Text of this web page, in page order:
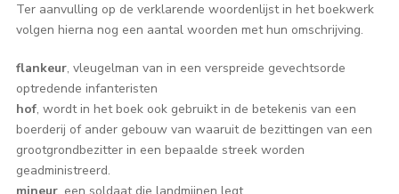
Ter aanvulling op de verklarende woordenlijst in het boekwerk
volgen hierna nog een aantal woorden met hun omschrijving.
flankeur, vleugelman van in een verspreide gevechtsorde
optredende infanteristen
hof, wordt in het boek ook gebruikt in de betekenis van een
boerderij of ander gebouw van waaruit de bezittingen van een
grootgrondbezitter in een bepaalde streek worden
geadministreerd.